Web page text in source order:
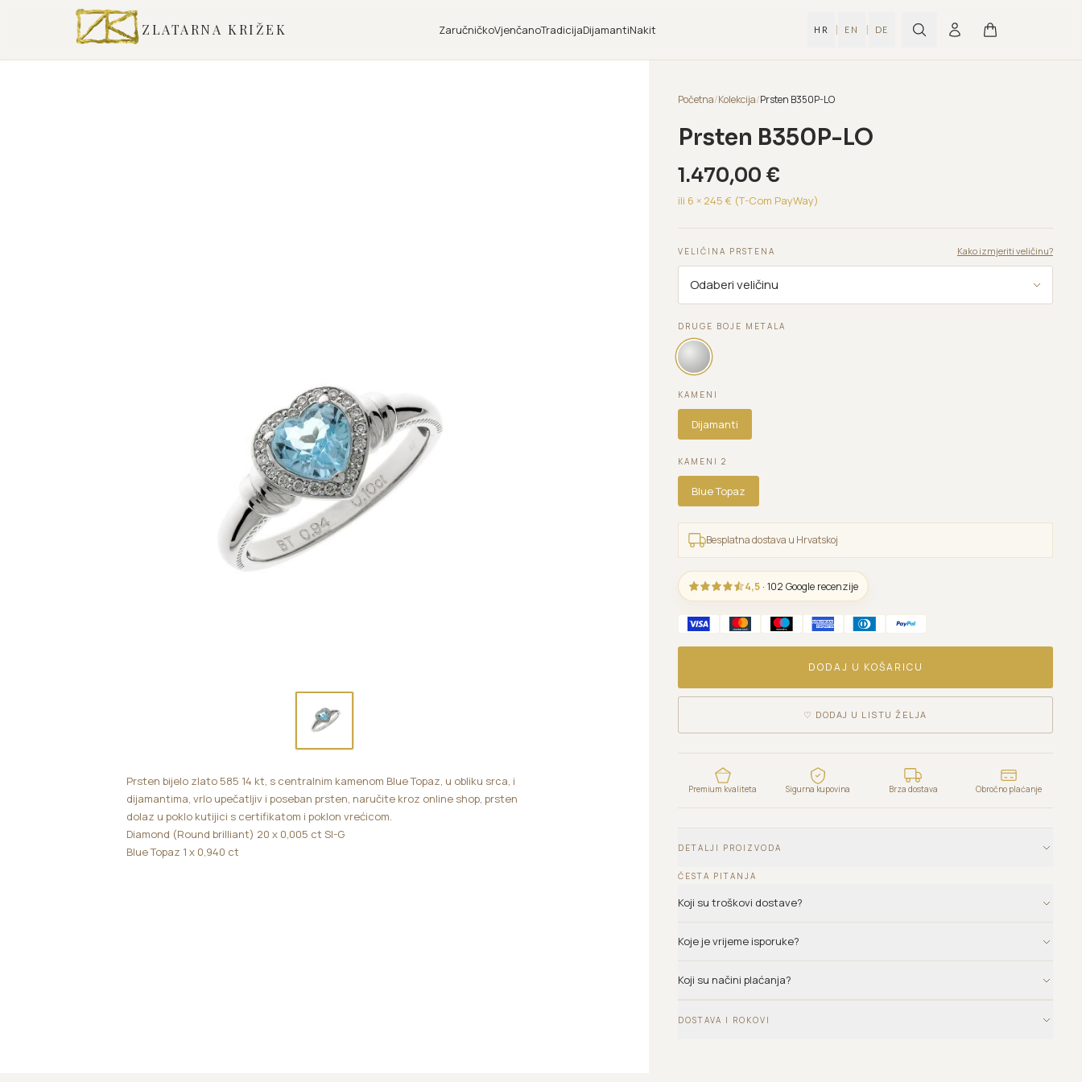
ZLATARNA KRIŽEK ZaručničkoVjenčanoTradicijaDijamantiNakit HR | EN | DE
Prsten bijelo zlato 585 14 kt, s centralnim kamenom Blue Topaz, u obliku srca, i
dijamantima, vrlo upečatljiv i poseban prsten, naručite kroz online shop, prsten
dolaz u poklo kutijici s certifikatom i poklon vrećicom.
Diamond (Round brilliant) 20 x 0,005 ct SI-G
Blue Topaz 1 x 0,940 ct
Početna/Kolekcija/Prsten B350P-LO
Prsten B350P-LO
1.470,00 €
ili 6 × 245 € (T-Com PayWay)
VELIČINA PRSTENA Kako izmjeriti veličinu?
DRUGE BOJE METALA
KAMENI
Dijamanti
KAMENI 2
Blue Topaz
Besplatna dostava u Hrvatskoj
4,5 · 102 Google recenzije
DODAJ U KOŠARICU
♡ DODAJ U LISTU ŽELJA
Premium kvaliteta Sigurna kupovina Brza dostava Obročno plaćanje
DETALJI PROIZVODA
ČESTA PITANJA
Koji su troškovi dostave?
Koje je vrijeme isporuke?
Koji su načini plaćanja?
DOSTAVA I ROKOVI